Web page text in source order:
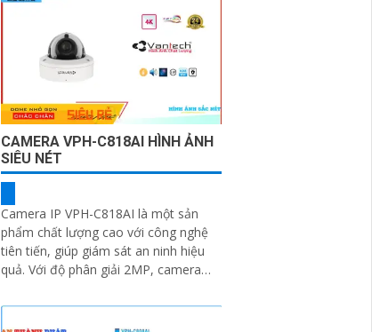
CAMERA VPH-C818AI HÌNH ẢNH
SIÊU NÉT
Camera IP VPH-C818AI là một sản
phẩm chất lượng cao với công nghệ
tiên tiến, giúp giám sát an ninh hiệu
quả. Với độ phân giải 2MP, camera